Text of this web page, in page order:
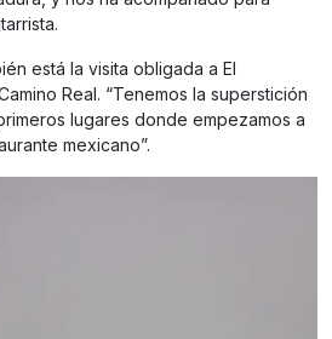
está la visita obligada a El
Real. “Tenemos la superstición
lugares donde empezamos a
mexicano”.